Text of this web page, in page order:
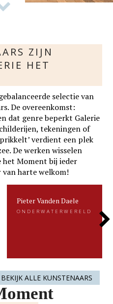
ZIJN
HET
selectie van
De overeenkomst:
dat genre beperkt Galerie
tekeningen of
verdient een plek
De werken wisselen
Moment bij ieder
van harte welkom!
Pieter Vanden Daele
ONDERWATERWERELD
Pieter Vanden Daele
Next
BEKIJK ALLE KUNSTENAARS